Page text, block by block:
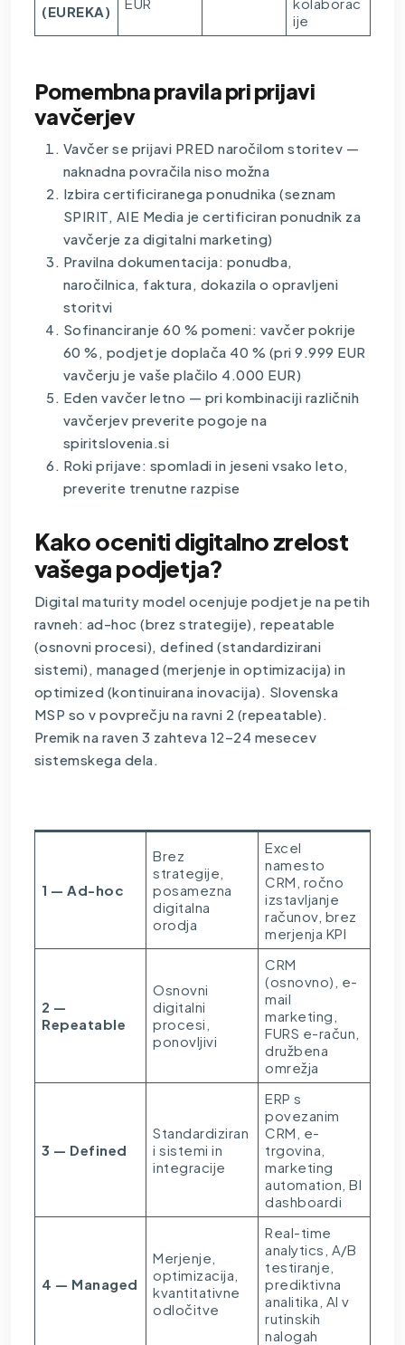
(EUREKA)
ije
Pomembna pravila pri prijavi
vavčerjev
Vavčer se prijavi PRED naročilom storitev —
naknadna povračila niso možna
Izbira certificiranega ponudnika (seznam
SPIRIT, AIE Media je certificiran ponudnik za
vavčerje za digitalni marketing)
Pravilna dokumentacija: ponudba,
naročilnica, faktura, dokazila o opravljeni
storitvi
Sofinanciranje 60 % pomeni: vavčer pokrije
60 %, podjetje doplača 40 % (pri 9.999 EUR
vavčerju je vaše plačilo 4.000 EUR)
Eden vavčer letno — pri kombinaciji različnih
vavčerjev preverite pogoje na
spiritslovenia.si
Roki prijave: spomladi in jeseni vsako leto,
preverite trenutne razpise
Kako oceniti digitalno zrelost
vašega podjetja?
Digital maturity model ocenjuje podjetje na petih
ravneh: ad-hoc (brez strategije), repeatable
(osnovni procesi), defined (standardizirani
sistemi), managed (merjenje in optimizacija) in
optimized (kontinuirana inovacija). Slovenska
MSP so v povprečju na ravni 2 (repeatable).
Premik na raven 3 zahteva 12–24 mesecev
sistemskega dela.
1 — Ad-hoc
Brez
strategije,
posamezna
digitalna
orodja
Excel
namesto
CRM, ročno
izstavljanje
računov, brez
merjenja KPI
2 —
Repeatable
Osnovni
digitalni
procesi,
ponovljivi
CRM
(osnovno), e-
mail
marketing,
FURS e-račun,
družbena
omrežja
3 — Defined
Standardiziran
i sistemi in
integracije
ERP s
povezanim
CRM, e-
trgovina,
marketing
automation, BI
dashboardi
4 — Managed
Merjenje,
optimizacija,
kvantitativne
odločitve
Real-time
analytics, A/B
testiranje,
prediktivna
analitika, AI v
rutinskih
nalogah